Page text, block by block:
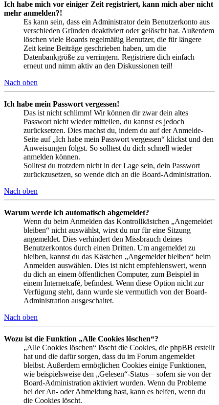
Ich habe mich vor einiger Zeit registriert, kann mich aber nicht
mehr anmelden?!
Es kann sein, dass ein Administrator dein Benutzerkonto aus
verschieden Gründen deaktiviert oder gelöscht hat. Außerdem
löschen viele Boards regelmäßig Benutzer, die für längere
Zeit keine Beiträge geschrieben haben, um die
Datenbankgröße zu verringern. Registriere dich einfach
erneut und nimm aktiv an den Diskussionen teil!
Nach oben
Ich habe mein Passwort vergessen!
Das ist nicht schlimm! Wir können dir zwar dein altes
Passwort nicht wieder mitteilen, du kannst es jedoch
zurücksetzen. Dies machst du, indem du auf der Anmelde-
Seite auf „Ich habe mein Passwort vergessen“ klickst und den
Anweisungen folgst. So solltest du dich schnell wieder
anmelden können.
Solltest du trotzdem nicht in der Lage sein, dein Passwort
zurückzusetzen, so wende dich an die Board-Administration.
Nach oben
Warum werde ich automatisch abgemeldet?
Wenn du beim Anmelden das Kontrollkästchen „Angemeldet
bleiben“ nicht auswählst, wirst du nur für eine Sitzung
angemeldet. Dies verhindert den Missbrauch deines
Benutzerkontos durch einen Dritten. Um angemeldet zu
bleiben, kannst du das Kästchen „Angemeldet bleiben“ beim
Anmelden auswählen. Dies ist nicht empfehlenswert, wenn
du dich an einem öffentlichen Computer, zum Beispiel in
einem Internetcafé, befindest. Wenn diese Option nicht zur
Verfügung steht, dann wurde sie vermutlich von der Board-
Administration ausgeschaltet.
Nach oben
Wozu ist die Funktion „Alle Cookies löschen“?
„Alle Cookies löschen“ löscht die Cookies, die phpBB erstellt
hat und die dafür sorgen, dass du im Forum angemeldet
bleibst. Außerdem ermöglichen Cookies einige Funktionen,
wie beispielsweise den „Gelesen“-Status – sofern sie von der
Board-Administration aktiviert wurden. Wenn du Probleme
bei der An- oder Abmeldung hast, kann es helfen, wenn du
die Cookies löscht.